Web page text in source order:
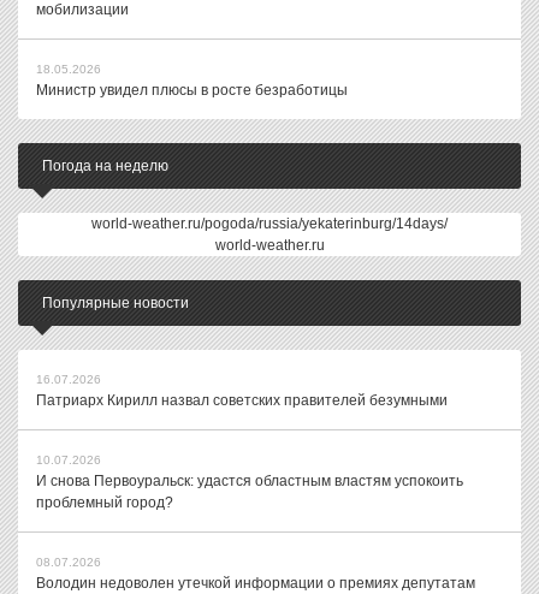
мобилизации
18.05.2026
Министр увидел плюсы в росте безработицы
Погода на неделю
world-weather.ru/pogoda/russia/yekaterinburg/14days/
world-weather.ru
Популярные новости
16.07.2026
Патриарх Кирилл назвал советских правителей безумными
10.07.2026
И снова Первоуральск: удастся областным властям успокоить
проблемный город?
08.07.2026
Володин недоволен утечкой информации о премиях депутатам